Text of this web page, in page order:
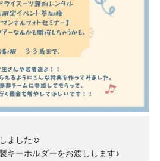
ました☺️
キーホルダーをお渡しします♪